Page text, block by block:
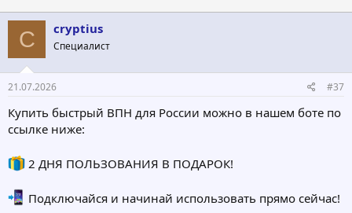
48 hours of free test!
Tariffs:
1 month — 130 ₽
3 months — 350 ₽
6 months — 660 ₽
12 months — 1170 ₽
2. You launch a bot
3. Choose a tariff
C cryptius
Специалист
21.07.2026 #37
Купить быстрый ВПН для России можно в нашем боте по
ссылке ниже:
2 ДНЯ ПОЛЬЗОВАНИЯ В ПОДАРОК!
Подключайся и начинай использовать прямо сейчас!